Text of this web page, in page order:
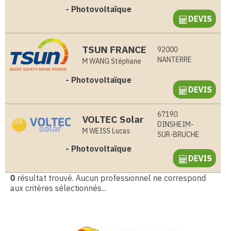
- Photovoltaïque
DEVIS
TSUN FRANCE
M WANG Stéphane
92000
NANTERRE
- Photovoltaïque
DEVIS
VOLTEC Solar
M WEISS Lucas
67190
DINSHEIM-
SUR-BRUCHE
- Photovoltaïque
DEVIS
0 résultat trouvé. Aucun professionnel ne correspond
aux critères sélectionnés...